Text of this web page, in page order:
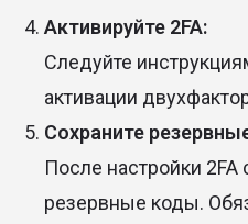
Активируйте 2FA:
Следуйте
активации
Сохраните
После настройки
резервные коды.